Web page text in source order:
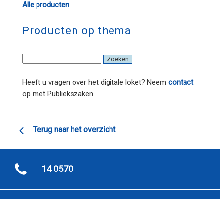
Alle producten
Producten op thema
Heeft u vragen over het digitale loket? Neem contact
op met Publiekszaken.
Terug naar het overzicht
14 0570